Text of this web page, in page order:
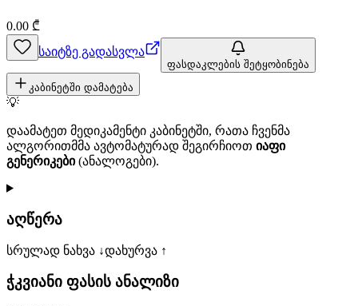
0.00 ₾
საიტზე გადასვლა
ფასდაკლების შეტყობინება
კაბინეტში დამატება
💡
დაამატეთ მედიკამენტი კაბინეტში, რათა ჩვენმა
ალგორითმმა ავტომატურად შეგირჩიოთ იაფი
გენერიკები(ანალოგები).
აღწერა
სრულად ნახვა ↓დახურვა ↑
ჭკვიანი ფასის ანალიზი